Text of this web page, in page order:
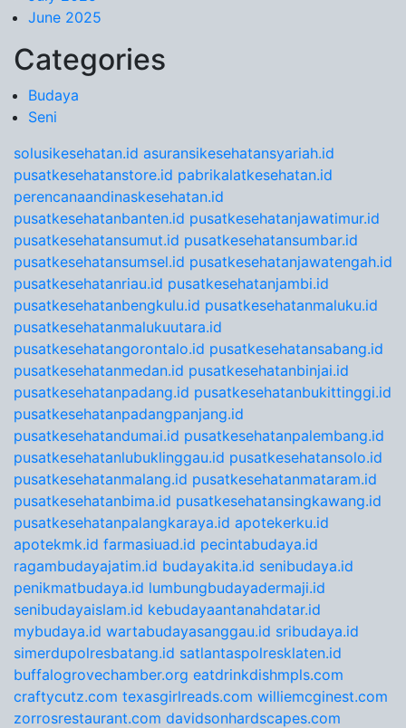
June 2025
Categories
Budaya
Seni
solusikesehatan.id asuransikesehatansyariah.id
pusatkesehatanstore.id pabrikalatkesehatan.id
perencanaandinaskesehatan.id
pusatkesehatanbanten.id pusatkesehatanjawatimur.id
pusatkesehatansumut.id pusatkesehatansumbar.id
pusatkesehatansumsel.id pusatkesehatanjawatengah.id
pusatkesehatanriau.id pusatkesehatanjambi.id
pusatkesehatanbengkulu.id pusatkesehatanmaluku.id
pusatkesehatanmalukuutara.id
pusatkesehatangorontalo.id pusatkesehatansabang.id
pusatkesehatanmedan.id pusatkesehatanbinjai.id
pusatkesehatanpadang.id pusatkesehatanbukittinggi.id
pusatkesehatanpadangpanjang.id
pusatkesehatandumai.id pusatkesehatanpalembang.id
pusatkesehatanlubuklinggau.id pusatkesehatansolo.id
pusatkesehatanmalang.id pusatkesehatanmataram.id
pusatkesehatanbima.id pusatkesehatansingkawang.id
pusatkesehatanpalangkaraya.id apotekerku.id
apotekmk.id farmasiuad.id pecintabudaya.id
ragambudayajatim.id budayakita.id senibudaya.id
penikmatbudaya.id lumbungbudayadermaji.id
senibudayaislam.id kebudayaantanahdatar.id
mybudaya.id wartabudayasanggau.id sribudaya.id
simerdupolresbatang.id satlantaspolresklaten.id
buffalogrovechamber.org eatdrinkdishmpls.com
craftycutz.com texasgirlreads.com williemcginest.com
zorrosrestaurant.com davidsonhardscapes.com